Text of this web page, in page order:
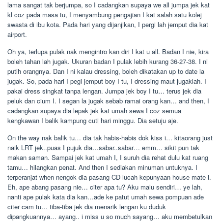
lama sangat tak berjumpa, so I cadangkan supaya we all jumpa jek kat
kl coz pada masa tu, I menyambung pengajian I kat salah satu kolej
swasta di ibu kota. Pada hari yang dijanjikan, I pergi lah jemput dia kat
airport.
Oh ya, terlupa pulak nak mengintro kan diri I kat u all. Badan I nie, kira
boleh tahan lah jugak. Ukuran badan I pulak lebih kurang 36-27-38. I ni
putih orangnya. Dan I ni kalau dressing, boleh dikatakan up to date la
jugak. So, pada hari I pegi jemput boy I tu, I dressing maut jugaklah. I
pakai dress singkat tanpa lengan. Jumpa jek boy I tu… terus jek dia
peluk dan cium I. I segan la jugak sebab ramai orang kan… and then, I
cadangkan supaya dia lepak jek kat umah sewa I coz semua
kengkawan I balik kampung cuti hari minggu. Dia setuju aje.
On the way nak balik tu… dia tak habis-habis dok kiss i… kitaorang just
naik LRT jek..puas I pujuk dia…sabar..sabar… emm… sikit pun tak
makan saman. Sampai jek kat umah I, I suruh dia rehat dulu kat ruang
tamu… hilangkan penat. And then I sediakan minuman untuknya. I
terperanjat when nengok dia pasang CD lucah kepunyaan house mate i.
Eh, ape abang pasang nie… citer apa tu? Aku malu sendiri… ye lah,
nanti ape pulak kata dia kan…ade ke patut umah sewa pompuan ade
citer cam tu… tiba-tiba jek dia menarik lengan ku duduk
dipangkuannya… ayang.. i miss u so much sayang… aku membetulkan